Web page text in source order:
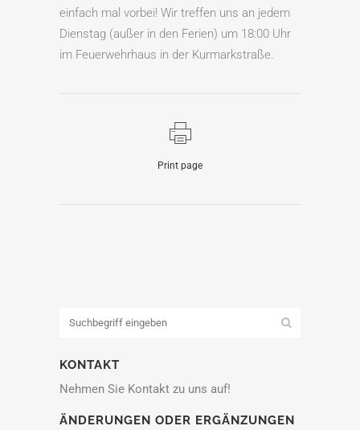
einfach mal vorbei! Wir treffen uns an jedem
Dienstag (außer in den Ferien) um 18:00 Uhr
im Feuerwehrhaus in der Kurmarkstraße.
Print page
KONTAKT
Nehmen Sie Kontakt zu uns auf!
ÄNDERUNGEN ODER ERGÄNZUNGEN